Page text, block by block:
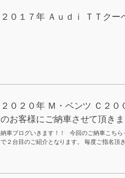
２０１７年 Ａｕｄｉ ＴＴク
２０２０年 Ｍ・ベンツ Ｃ２
のお客様にご納車させて頂きま
納車ブログいきます！！ 今回のご納車こち
で２台目のご紹介となります。 毎度ご指名